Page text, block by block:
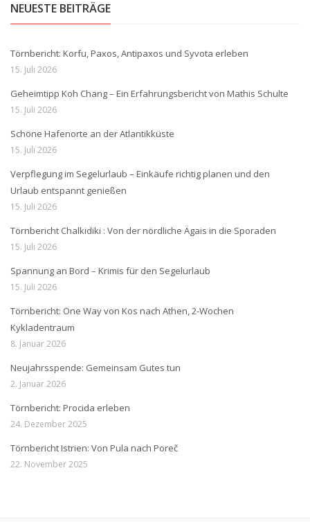
NEUESTE BEITRÄGE
Törnbericht: Korfu, Paxos, Antipaxos und Syvota erleben
15. Juli 2026
Geheimtipp Koh Chang – Ein Erfahrungsbericht von Mathis Schulte
15. Juli 2026
Schöne Hafenorte an der Atlantikküste
15. Juli 2026
Verpflegung im Segelurlaub – Einkäufe richtig planen und den
Urlaub entspannt genießen
15. Juli 2026
Törnbericht Chalkidiki : Von der nördliche Ägais in die Sporaden
15. Juli 2026
Spannung an Bord – Krimis für den Segelurlaub
15. Juli 2026
Törnbericht: One Way von Kos nach Athen, 2-Wochen
Kykladentraum
8. Januar 2026
Neujahrsspende: Gemeinsam Gutes tun
2. Januar 2026
Törnbericht: Procida erleben
24. Dezember 2025
Törnbericht Istrien: Von Pula nach Poreč
22. November 2025